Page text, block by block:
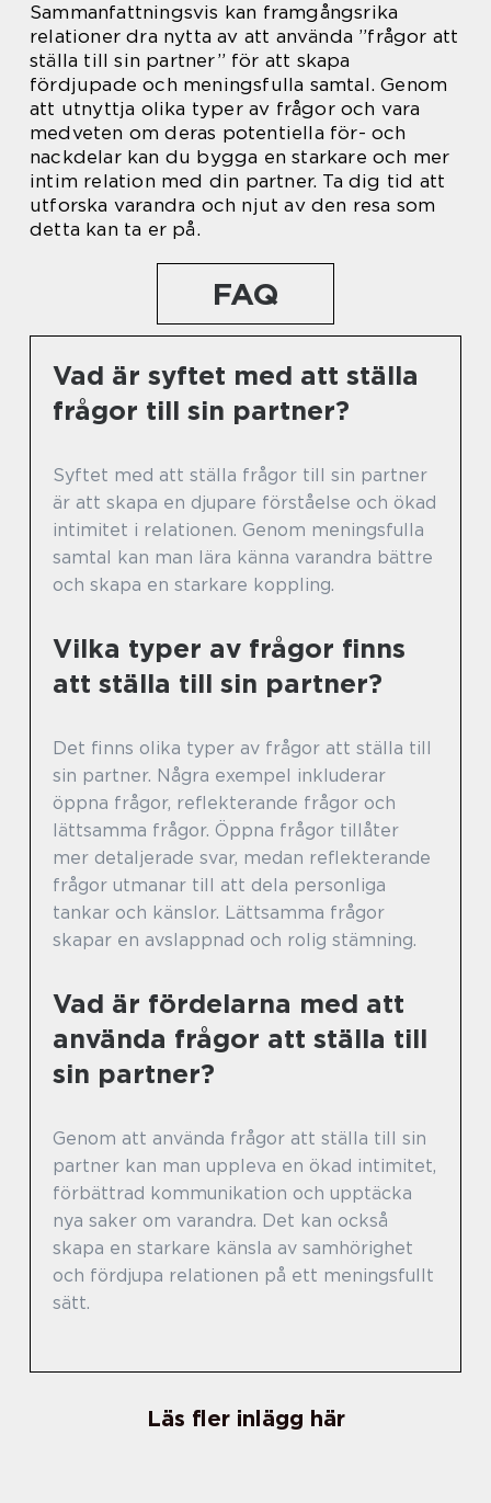
Sammanfattningsvis kan framgångsrika
relationer dra nytta av att använda ”frågor att
ställa till sin partner” för att skapa
fördjupade och meningsfulla samtal. Genom
att utnyttja olika typer av frågor och vara
medveten om deras potentiella för- och
nackdelar kan du bygga en starkare och mer
intim relation med din partner. Ta dig tid att
utforska varandra och njut av den resa som
detta kan ta er på.
FAQ
Vad är syftet med att ställa
frågor till sin partner?
Syftet med att ställa frågor till sin partner
är att skapa en djupare förståelse och ökad
intimitet i relationen. Genom meningsfulla
samtal kan man lära känna varandra bättre
och skapa en starkare koppling.
Vilka typer av frågor finns
att ställa till sin partner?
Det finns olika typer av frågor att ställa till
sin partner. Några exempel inkluderar
öppna frågor, reflekterande frågor och
lättsamma frågor. Öppna frågor tillåter
mer detaljerade svar, medan reflekterande
frågor utmanar till att dela personliga
tankar och känslor. Lättsamma frågor
skapar en avslappnad och rolig stämning.
Vad är fördelarna med att
använda frågor att ställa till
sin partner?
Genom att använda frågor att ställa till sin
partner kan man uppleva en ökad intimitet,
förbättrad kommunikation och upptäcka
nya saker om varandra. Det kan också
skapa en starkare känsla av samhörighet
och fördjupa relationen på ett meningsfullt
sätt.
Läs fler inlägg här